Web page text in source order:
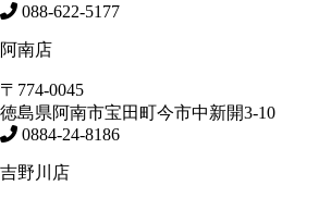
088-622-5177
阿南店
〒774-0045
徳島県阿南市宝田町今市中新開3-10
0884-24-8186
吉野川店